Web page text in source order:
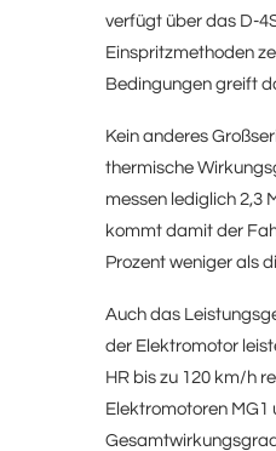
verfügt über das D-
Einspritzmethoden
Bedingungen greift
Kein anderes
thermische
messen lediglich 2,3
kommt damit der
Prozent weniger als
Auch das
der Elektromotor
HR bis zu 120 km/h
Elektromotoren